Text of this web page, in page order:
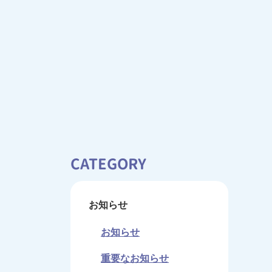
CATEGORY
お知らせ
お知らせ
重要なお知らせ